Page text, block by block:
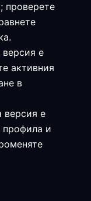
проверете
е
активния
в
версия е
профила и